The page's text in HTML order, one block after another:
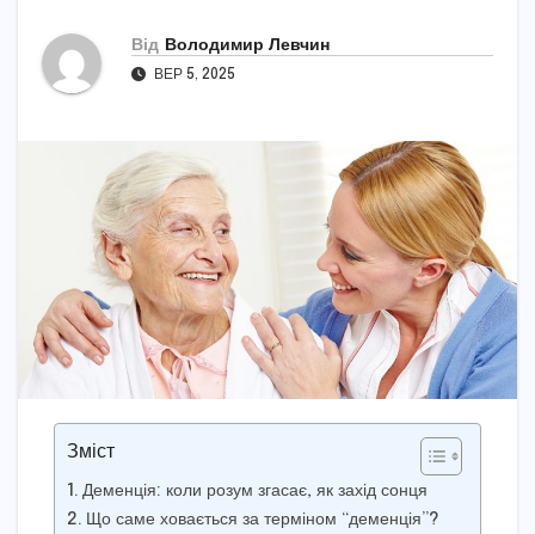
Від Володимир Левчин
ВЕР 5, 2025
Зміст
Деменція: коли розум згасає, як захід сонця
Що саме ховається за терміном “деменція”?